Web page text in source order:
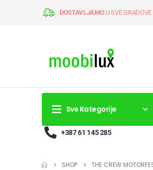
DOSTAVLJAMOU SVE GRADOVE
Sve Kategorije
+387 61 145 285
SHOP THE CREW